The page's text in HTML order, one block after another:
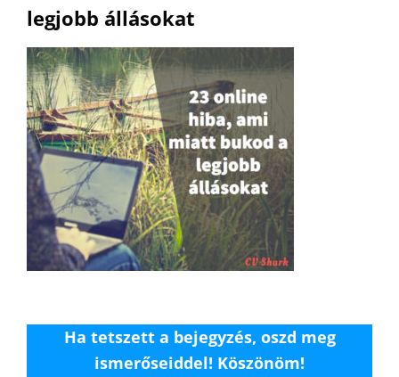
legjobb állásokat
Ha tetszett a bejegyzés, oszd meg
ismerőseiddel! Köszönöm!